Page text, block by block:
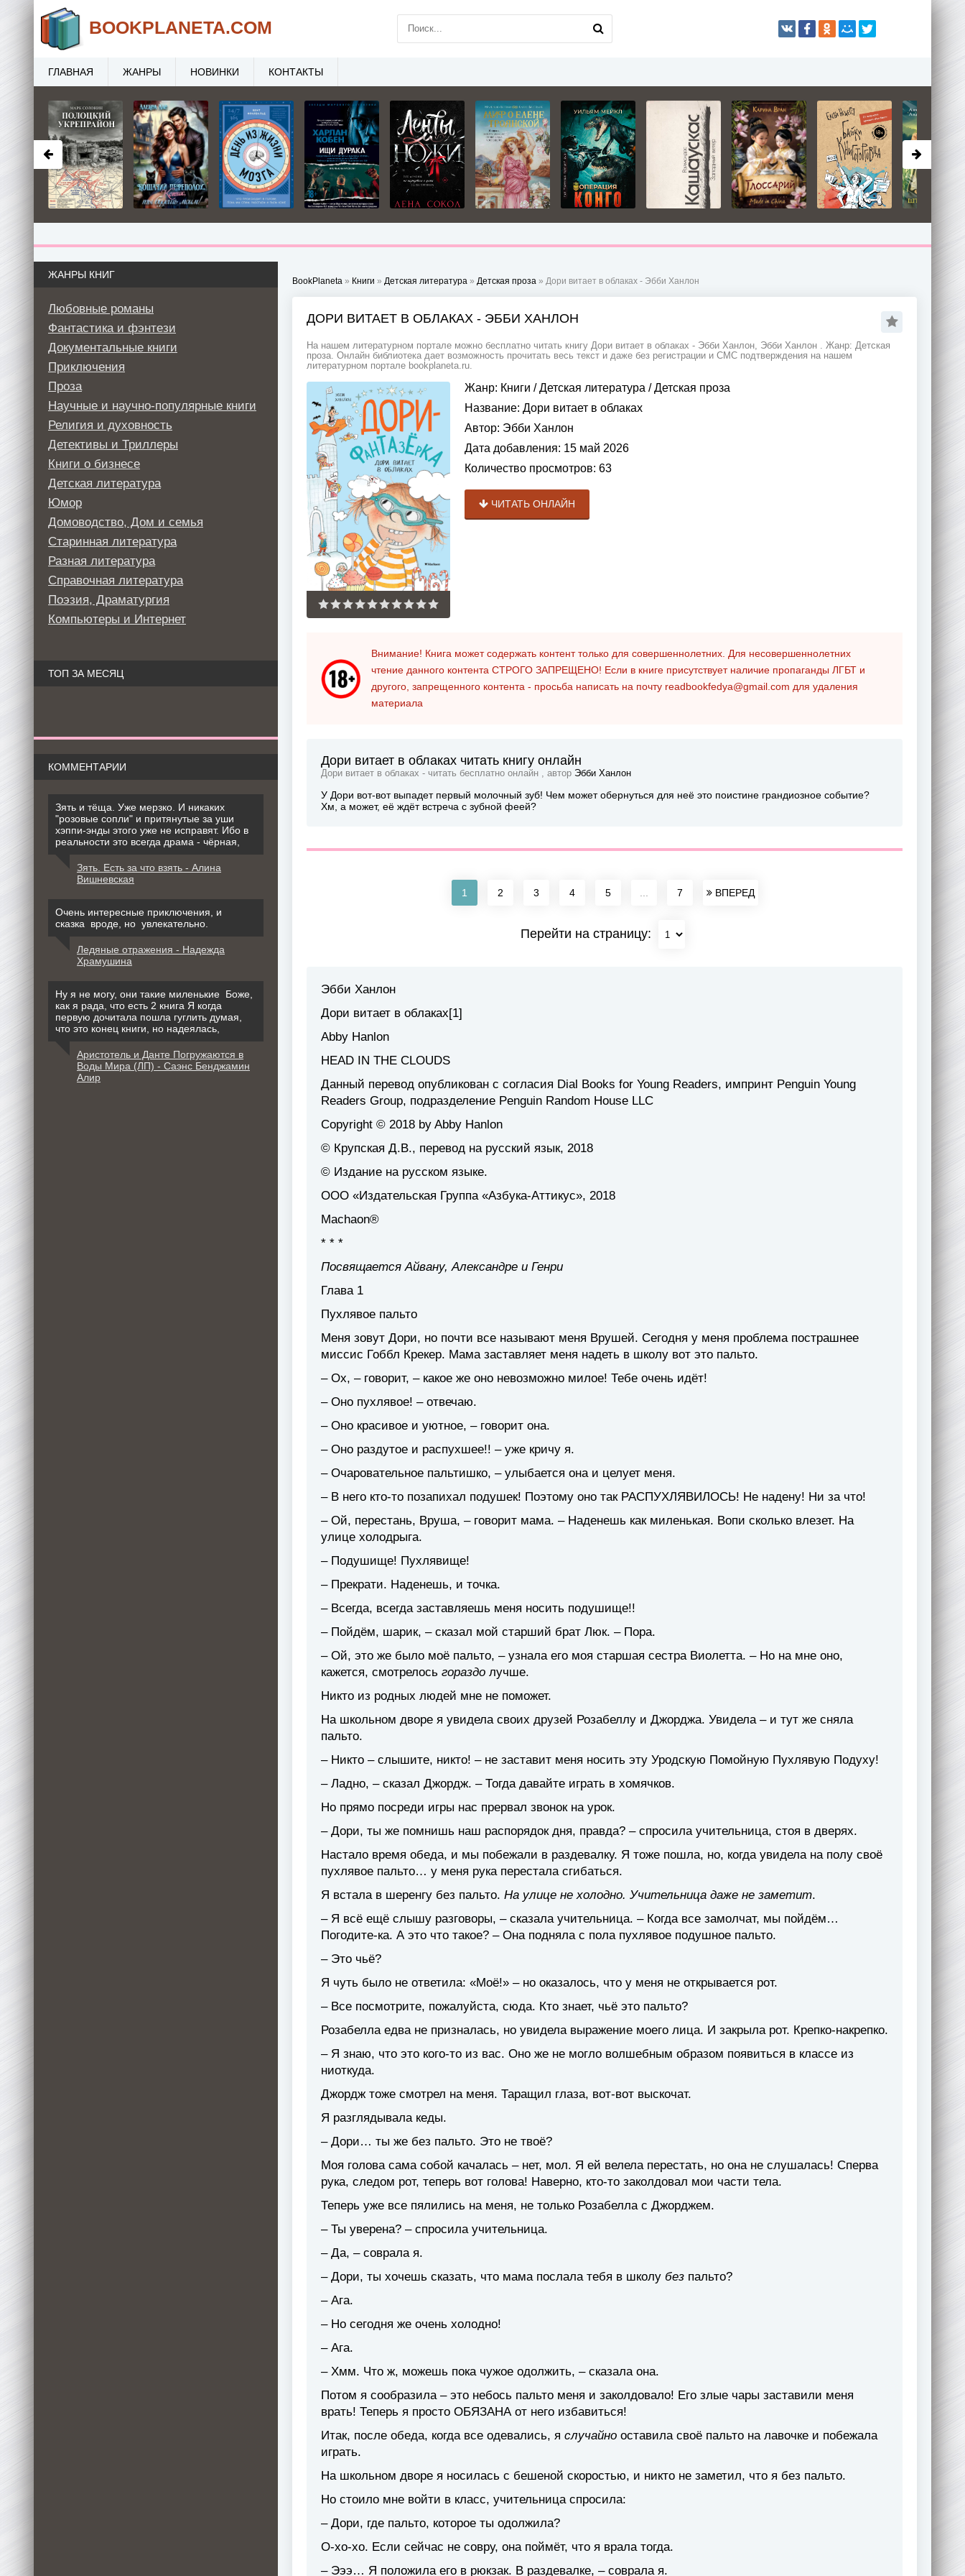
BookPlaneta » Книги » Детская литература » Детская проза » Дори витает в облаках - Эбби Ханлон
ДОРИ ВИТАЕТ В ОБЛАКАХ - ЭББИ ХАНЛОН
На нашем литературном портале можно бесплатно читать книгу Дори витает в облаках - Эбби Ханлон, Эбби Ханлон . Жанр: Детская
проза. Онлайн библиотека дает возможность прочитать весь текст и даже без регистрации и СМС подтверждения на нашем
литературном портале bookplaneta.ru.
Жанр: Книги /Детская литература /Детская проза
Название: Дори витает в облаках
Автор: Эбби Ханлон
Дата добавления: 15 май 2026
Количество просмотров: 63
ЧИТАТЬ ОНЛАЙН
Внимание! Книга может содержать контент только для совершеннолетних. Для несовершеннолетних
чтение данного контента СТРОГО ЗАПРЕЩЕНО! Если в книге присутствует наличие пропаганды ЛГБТ и
другого, запрещенного контента - просьба написать на почту readbookfedya@gmail.com для удаления
материала
Дори витает в облаках читать книгу онлайн
Дори витает в облаках - читать бесплатно онлайн , автор Эбби Ханлон
У Дори вот-вот выпадет первый молочный зуб! Чем может обернуться для неё это поистине грандиозное событие?
Хм, а может, её ждёт встреча с зубной феей?
1 2 3 4 5 7 ВПЕРЕД
Перейти на страницу:
Эбби Ханлон
Дори витает в облаках[1]
Abby Hanlon
HEAD IN THE CLOUDS
Данный перевод опубликован с согласия Dial Books for Young Readers, импринт Penguin Young
Readers Group, подразделение Penguin Random House LLC
Copyright © 2018 by Abby Hanlon
© Крупская Д.В., перевод на русский язык, 2018
© Издание на русском языке.
ООО «Издательская Группа «Азбука-Аттикус», 2018
Machaon®
* * *
Посвящается Айвану, Александре и Генри
Глава 1
Пухлявое пальто
Меня зовут Дори, но почти все называют меня Врушей. Сегодня у меня проблема пострашнее
миссис Гоббл Крекер. Мама заставляет меня надеть в школу вот это пальто.
– Ох, – говорит, – какое же оно невозможно милое! Тебе очень идёт!
– Оно пухлявое! – отвечаю.
– Оно красивое и уютное, – говорит она.
– Оно раздутое и распухшее!! – уже кричу я.
– Очаровательное пальтишко, – улыбается она и целует меня.
– В него кто-то позапихал подушек! Поэтому оно так РАСПУХЛЯВИЛОСЬ! Не надену! Ни за что!
– Ой, перестань, Вруша, – говорит мама. – Наденешь как миленькая. Вопи сколько влезет. На
улице холодрыга.
– Подушище! Пухлявище!
– Прекрати. Наденешь, и точка.
– Всегда, всегда заставляешь меня носить подушище!!
– Пойдём, шарик, – сказал мой старший брат Люк. – Пора.
– Ой, это же было моё пальто, – узнала его моя старшая сестра Виолетта. – Но на мне оно,
кажется, смотрелось гораздо лучше.
Никто из родных людей мне не поможет.
На школьном дворе я увидела своих друзей Розабеллу и Джорджа. Увидела – и тут же сняла
пальто.
– Никто – слышите, никто! – не заставит меня носить эту Уродскую Помойную Пухлявую Подуху!
– Ладно, – сказал Джордж. – Тогда давайте играть в хомячков.
Но прямо посреди игры нас прервал звонок на урок.
– Дори, ты же помнишь наш распорядок дня, правда? – спросила учительница, стоя в дверях.
Настало время обеда, и мы побежали в раздевалку. Я тоже пошла, но, когда увидела на полу своё
пухлявое пальто… у меня рука перестала сгибаться.
Я встала в шеренгу без пальто. На улице не холодно. Учительница даже не заметит.
– Я всё ещё слышу разговоры, – сказала учительница. – Когда все замолчат, мы пойдём…
Погодите-ка. А это что такое? – Она подняла с пола пухлявое подушное пальто.
– Это чьё?
Я чуть было не ответила: «Моё!» – но оказалось, что у меня не открывается рот.
– Все посмотрите, пожалуйста, сюда. Кто знает, чьё это пальто?
Розабелла едва не призналась, но увидела выражение моего лица. И закрыла рот. Крепко-накрепко.
– Я знаю, что это кого-то из вас. Оно же не могло волшебным образом появиться в классе из
ниоткуда.
Джордж тоже смотрел на меня. Таращил глаза, вот-вот выскочат.
Я разглядывала кеды.
– Дори… ты же без пальто. Это не твоё?
Моя голова сама собой качалась – нет, мол. Я ей велела перестать, но она не слушалась! Сперва
рука, следом рот, теперь вот голова! Наверно, кто-то заколдовал мои части тела.
Теперь уже все пялились на меня, не только Розабелла с Джорджем.
– Ты уверена? – спросила учительница.
– Да, – соврала я.
– Дори, ты хочешь сказать, что мама послала тебя в школу без пальто?
– Ага.
– Но сегодня же очень холодно!
– Ага.
– Хмм. Что ж, можешь пока чужое одолжить, – сказала она.
Потом я сообразила – это небось пальто меня и заколдовало! Его злые чары заставили меня
врать! Теперь я просто ОБЯЗАНА от него избавиться!
Итак, после обеда, когда все одевались, я случайно оставила своё пальто на лавочке и побежала
играть.
На школьном дворе я носилась с бешеной скоростью, и никто не заметил, что я без пальто.
Но стоило мне войти в класс, учительница спросила:
– Дори, где пальто, которое ты одолжила?
О-хо-хо. Если сейчас не совру, она поймёт, что я врала тогда.
– Эээ… Я положила его в рюкзак. В раздевалке, – соврала я.
ЖАНРЫ КНИГ
Любовные романы
Фантастика и фэнтези
Документальные книги
Приключения
Проза
Научные и научно-популярные книги
Религия и духовность
Детективы и Триллеры
Книги о бизнесе
Детская литература
Юмор
Домоводство, Дом и семья
Старинная литература
Разная литература
Справочная литература
Поэзия, Драматургия
Компьютеры и Интернет
ТОП ЗА МЕСЯЦ
КОММЕНТАРИИ
Зять и тёща. Уже мерзко. И никаких
"розовые сопли" и притянутые за уши
хэппи-энды этого уже не исправят. Ибо в
реальности это всегда драма - чёрная,
Зять. Есть за что взять - Алина
Вишневская
Очень интересные приключения, и
сказка вроде, но увлекательно.
Ледяные отражения - Надежда
Храмушина
Ну я не могу, они такие миленькие Боже,
как я рада, что есть 2 книга Я когда
первую дочитала пошла гуглить думая,
что это конец книги, но надеялась,
Аристотель и Данте Погружаются в
Воды Мира (ЛП) - Саэнс Бенджамин
Алир
BOOKPLANETA.COM
ГЛАВНАЯ ЖАНРЫ НОВИНКИ КОНТАКТЫ